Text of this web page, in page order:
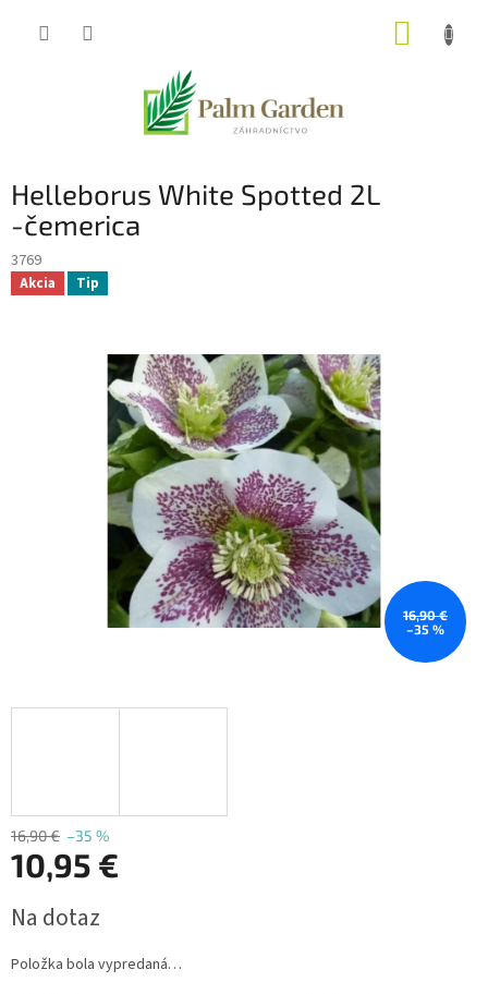
Helleborus White Spotted 2L
-čemerica
3769
Akcia Tip
16,90 €
–35 %
16,90 € –35 %
10,95 €
cena:
Na dotaz
Položka bola vypredaná…